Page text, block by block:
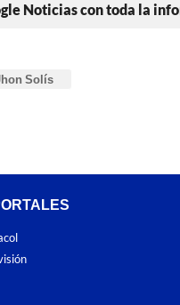
Noticias con toda la
Solís